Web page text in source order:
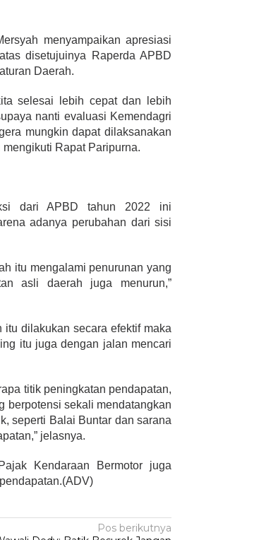
menyampaikan apresiasi
disetujuinya Raperda APBD
Daerah.
selesai lebih cepat dan lebih
nanti evaluasi Kemendagri
mungkin dapat dilaksanakan
Rapat Paripurna.
dari APBD tahun 2022 ini
adanya perubahan dari sisi
itu mengalami penurunan yang
asli daerah juga menurun,”
dilakukan secara efektif maka
itu juga dengan jalan mencari
titik peningkatan pendapatan,
berpotensi sekali mendatangkan
seperti Balai Buntar dan sarana
jelasnya.
Kendaraan Bermotor juga
Pos berikutnya